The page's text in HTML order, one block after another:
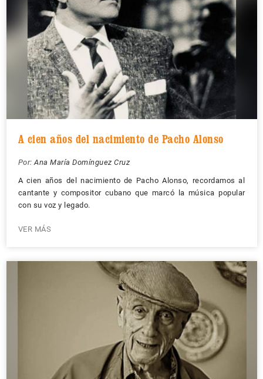
A cien años del nacimiento de Pacho Alonso
Por: Ana María Domínguez Cruz
A cien años del nacimiento de Pacho Alonso, recordamos al
cantante y compositor cubano que marcó la música popular
con su voz y legado.
VER MÁS